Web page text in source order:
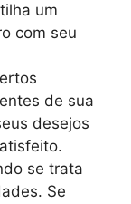
um
com seu
de sua
desejos
se trata
Se